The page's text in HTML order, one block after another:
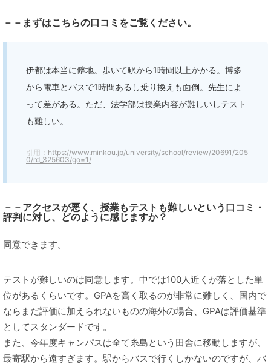
－－まずはこちらの口コミをご覧ください。
伊都は本当に僻地。歩いて駅から1時間以上かかる。博多
から電車とバスで1時間あるし乗り換えも面倒。先生によ
って差がある。ただ、法学部は授業内容が難しいしテスト
も難しい。
引用： https://www.minkou.jp/university/school/review/20691/205
0/rd_325603/go=1/
－－アクセスが悪く、授業もテストも難しいという口コミ・
評判に対し、どのように感じますか？
同意できます。
テストが難しいのは同意します。中では100人近くが落とした単
位があるくらいです。GPAを高く取るのが非常に難しく、国内で
ならまだ評価に加えられないものの海外の場合、GPAは評価基準
としてスタンダードです。
また、今年度キャンパスは全て糸島という田舎に移動しますが、
最寄駅から遠すぎます。駅からバスで行くしかないのですが、バ